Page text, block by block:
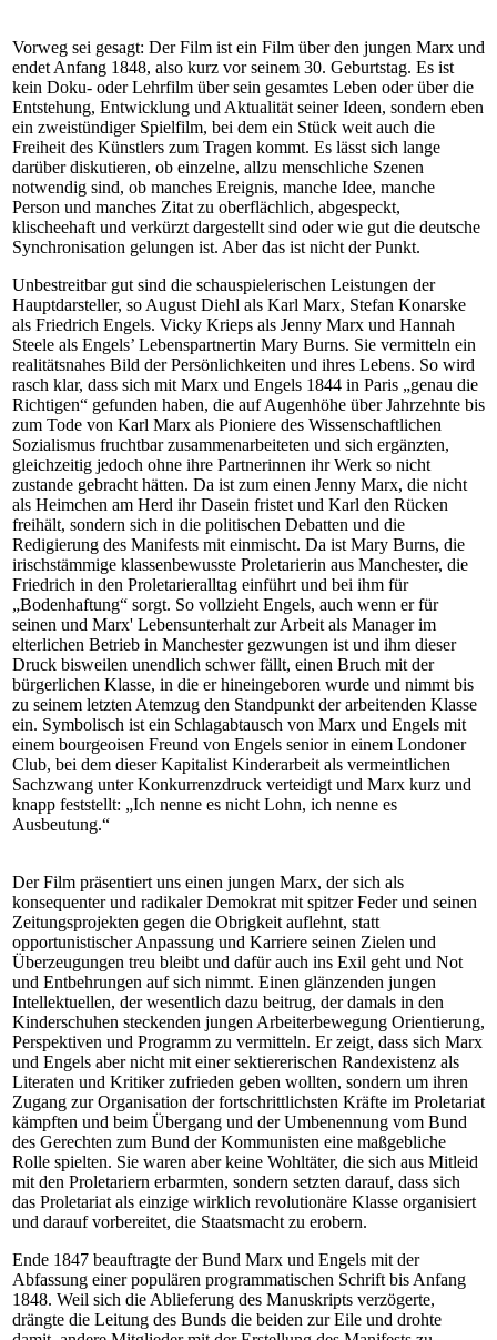
Vorweg sei gesagt: Der Film ist ein Film über den jungen Marx und
endet Anfang 1848, also kurz vor seinem 30. Geburtstag. Es ist
kein Doku- oder Lehrfilm über sein gesamtes Leben oder über die
Entstehung, Entwicklung und Aktualität seiner Ideen, sondern eben
ein zweistündiger Spielfilm, bei dem ein Stück weit auch die
Freiheit des Künstlers zum Tragen kommt. Es lässt sich lange
darüber diskutieren, ob einzelne, allzu menschliche Szenen
notwendig sind, ob manches Ereignis, manche Idee, manche
Person und manches Zitat zu oberflächlich, abgespeckt,
klischeehaft und verkürzt dargestellt sind oder wie gut die deutsche
Synchronisation gelungen ist. Aber das ist nicht der Punkt.
Unbestreitbar gut sind die schauspielerischen Leistungen der
Hauptdarsteller, so August Diehl als Karl Marx, Stefan Konarske
als Friedrich Engels. Vicky Krieps als Jenny Marx und Hannah
Steele als Engels’ Lebenspartnertin Mary Burns. Sie vermitteln ein
realitätsnahes Bild der Persönlichkeiten und ihres Lebens. So wird
rasch klar, dass sich mit Marx und Engels 1844 in Paris „genau die
Richtigen“ gefunden haben, die auf Augenhöhe über Jahrzehnte bis
zum Tode von Karl Marx als Pioniere des Wissenschaftlichen
Sozialismus fruchtbar zusammenarbeiteten und sich ergänzten,
gleichzeitig jedoch ohne ihre Partnerinnen ihr Werk so nicht
zustande gebracht hätten. Da ist zum einen Jenny Marx, die nicht
als Heimchen am Herd ihr Dasein fristet und Karl den Rücken
freihält, sondern sich in die politischen Debatten und die
Redigierung des Manifests mit einmischt. Da ist Mary Burns, die
irischstämmige klassenbewusste Proletarierin aus Manchester, die
Friedrich in den Proletarieralltag einführt und bei ihm für
„Bodenhaftung“ sorgt. So vollzieht Engels, auch wenn er für
seinen und Marx' Lebensunterhalt zur Arbeit als Manager im
elterlichen Betrieb in Manchester gezwungen ist und ihm dieser
Druck bisweilen unendlich schwer fällt, einen Bruch mit der
bürgerlichen Klasse, in die er hineingeboren wurde und nimmt bis
zu seinem letzten Atemzug den Standpunkt der arbeitenden Klasse
ein. Symbolisch ist ein Schlagabtausch von Marx und Engels mit
einem bourgeoisen Freund von Engels senior in einem Londoner
Club, bei dem dieser Kapitalist Kinderarbeit als vermeintlichen
Sachzwang unter Konkurrenzdruck verteidigt und Marx kurz und
knapp feststellt: „Ich nenne es nicht Lohn, ich nenne es
Ausbeutung.“
Der Film präsentiert uns einen jungen Marx, der sich als
konsequenter und radikaler Demokrat mit spitzer Feder und seinen
Zeitungsprojekten gegen die Obrigkeit auflehnt, statt
opportunistischer Anpassung und Karriere seinen Zielen und
Überzeugungen treu bleibt und dafür auch ins Exil geht und Not
und Entbehrungen auf sich nimmt. Einen glänzenden jungen
Intellektuellen, der wesentlich dazu beitrug, der damals in den
Kinderschuhen steckenden jungen Arbeiterbewegung Orientierung,
Perspektiven und Programm zu vermitteln. Er zeigt, dass sich Marx
und Engels aber nicht mit einer sektiererischen Randexistenz als
Literaten und Kritiker zufrieden geben wollten, sondern um ihren
Zugang zur Organisation der fortschrittlichsten Kräfte im Proletariat
kämpften und beim Übergang und der Umbenennung vom Bund
des Gerechten zum Bund der Kommunisten eine maßgebliche
Rolle spielten. Sie waren aber keine Wohltäter, die sich aus Mitleid
mit den Proletariern erbarmten, sondern setzten darauf, dass sich
das Proletariat als einzige wirklich revolutionäre Klasse organisiert
und darauf vorbereitet, die Staatsmacht zu erobern.
Ende 1847 beauftragte der Bund Marx und Engels mit der
Abfassung einer populären programmatischen Schrift bis Anfang
1848. Weil sich die Ablieferung des Manuskripts verzögerte,
drängte die Leitung des Bunds die beiden zur Eile und drohte